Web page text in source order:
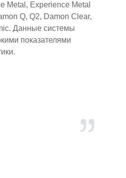
Metal, Experience Metal
Q, Q2, Damon Clear,
Данные системы
показателями